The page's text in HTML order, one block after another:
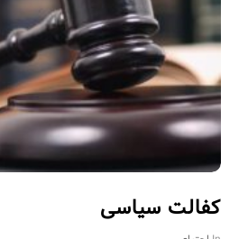
کفالت سیاسی